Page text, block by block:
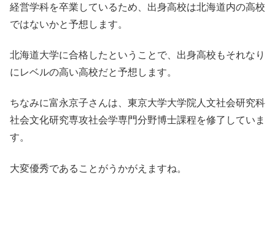
経営学科を卒業しているため、出身高校は北海道内の高校
ではないかと予想します。
北海道大学に合格したということで、出身高校もそれなり
にレベルの高い高校だと予想します。
ちなみに富永京子さんは、東京大学大学院人文社会研究科
社会文化研究専攻社会学専門分野博士課程を修了していま
す。
大変優秀であることがうかがえますね。